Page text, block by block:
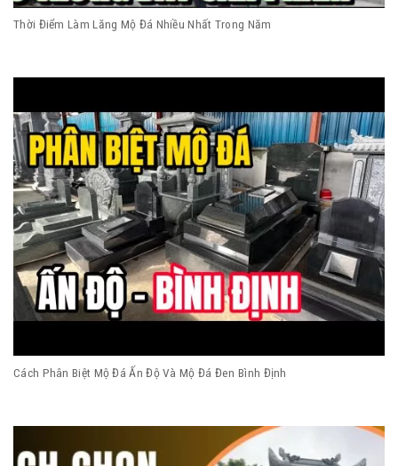
Thời Điểm Làm Lăng Mộ Đá Nhiều Nhất Trong Năm
Cách Phân Biệt Mộ Đá Ấn Độ Và Mộ Đá Đen Bình Định